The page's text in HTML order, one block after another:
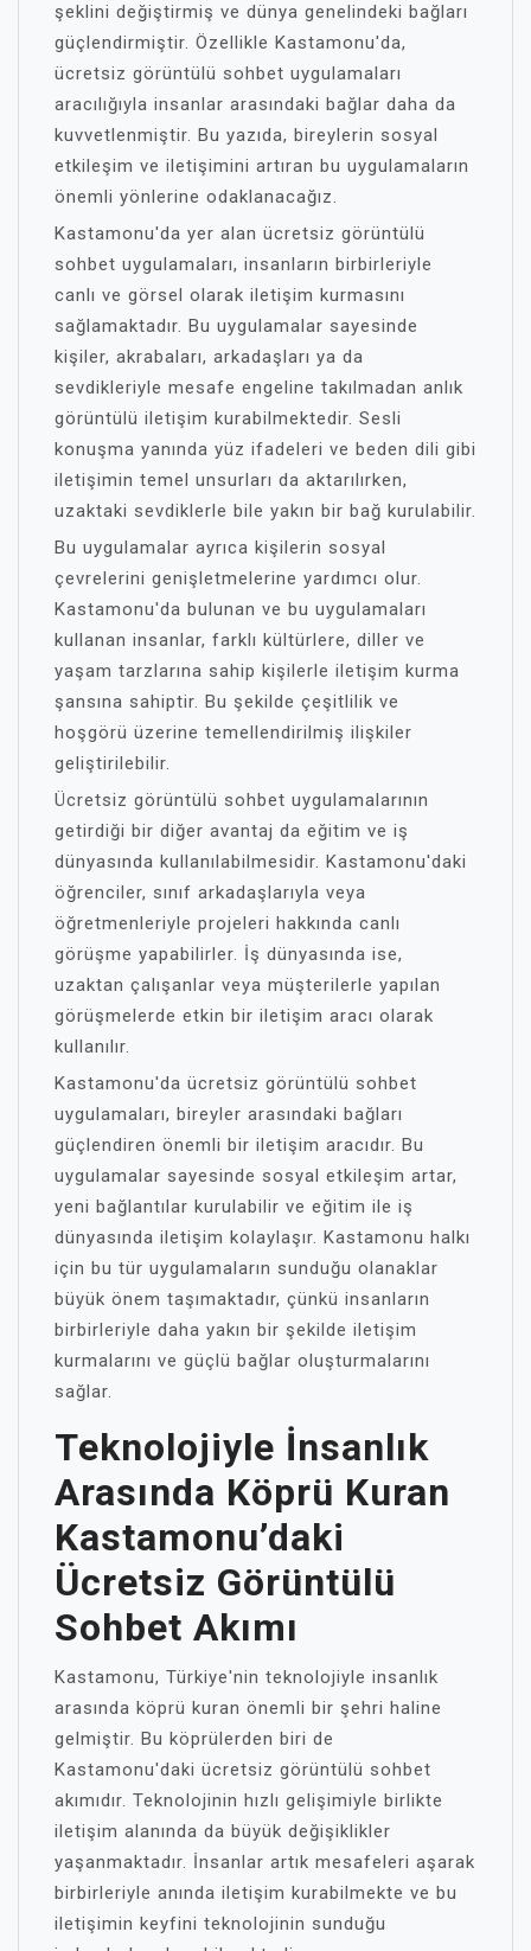
şeklini değiştirmiş ve dünya genelindeki bağları
güçlendirmiştir. Özellikle Kastamonu'da,
ücretsiz görüntülü sohbet uygulamaları
aracılığıyla insanlar arasındaki bağlar daha da
kuvvetlenmiştir. Bu yazıda, bireylerin sosyal
etkileşim ve iletişimini artıran bu uygulamaların
önemli yönlerine odaklanacağız.
Kastamonu'da yer alan ücretsiz görüntülü
sohbet uygulamaları, insanların birbirleriyle
canlı ve görsel olarak iletişim kurmasını
sağlamaktadır. Bu uygulamalar sayesinde
kişiler, akrabaları, arkadaşları ya da
sevdikleriyle mesafe engeline takılmadan anlık
görüntülü iletişim kurabilmektedir. Sesli
konuşma yanında yüz ifadeleri ve beden dili gibi
iletişimin temel unsurları da aktarılırken,
uzaktaki sevdiklerle bile yakın bir bağ kurulabilir.
Bu uygulamalar ayrıca kişilerin sosyal
çevrelerini genişletmelerine yardımcı olur.
Kastamonu'da bulunan ve bu uygulamaları
kullanan insanlar, farklı kültürlere, diller ve
yaşam tarzlarına sahip kişilerle iletişim kurma
şansına sahiptir. Bu şekilde çeşitlilik ve
hoşgörü üzerine temellendirilmiş ilişkiler
geliştirilebilir.
Ücretsiz görüntülü sohbet uygulamalarının
getirdiği bir diğer avantaj da eğitim ve iş
dünyasında kullanılabilmesidir. Kastamonu'daki
öğrenciler, sınıf arkadaşlarıyla veya
öğretmenleriyle projeleri hakkında canlı
görüşme yapabilirler. İş dünyasında ise,
uzaktan çalışanlar veya müşterilerle yapılan
görüşmelerde etkin bir iletişim aracı olarak
kullanılır.
Kastamonu'da ücretsiz görüntülü sohbet
uygulamaları, bireyler arasındaki bağları
güçlendiren önemli bir iletişim aracıdır. Bu
uygulamalar sayesinde sosyal etkileşim artar,
yeni bağlantılar kurulabilir ve eğitim ile iş
dünyasında iletişim kolaylaşır. Kastamonu halkı
için bu tür uygulamaların sunduğu olanaklar
büyük önem taşımaktadır, çünkü insanların
birbirleriyle daha yakın bir şekilde iletişim
kurmalarını ve güçlü bağlar oluşturmalarını
sağlar.
Teknolojiyle İnsanlık
Arasında Köprü Kuran
Kastamonu’daki
Ücretsiz Görüntülü
Sohbet Akımı
Kastamonu, Türkiye'nin teknolojiyle insanlık
arasında köprü kuran önemli bir şehri haline
gelmiştir. Bu köprülerden biri de
Kastamonu'daki ücretsiz görüntülü sohbet
akımıdır. Teknolojinin hızlı gelişimiyle birlikte
iletişim alanında da büyük değişiklikler
yaşanmaktadır. İnsanlar artık mesafeleri aşarak
birbirleriyle anında iletişim kurabilmekte ve bu
iletişimin keyfini teknolojinin sunduğu